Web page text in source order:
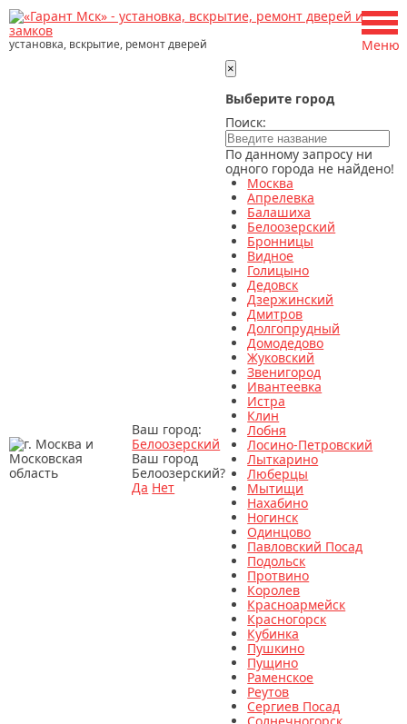
установка, вскрытие, ремонт дверей
Ваш город:
Белоозерский
Ваш город
Белоозерский?
Да Нет
×
Выберите город
Поиск:
По данному запросу ни
одного города не найдено!
Москва
Апрелевка
Балашиха
Белоозерский
Бронницы
Видное
Голицыно
Дедовск
Дзержинский
Дмитров
Долгопрудный
Домодедово
Жуковский
Звенигород
Ивантеевка
Истра
Клин
Лобня
Лосино-Петровский
Лыткарино
Люберцы
Мытищи
Нахабино
Ногинск
Одинцово
Павловский Посад
Подольск
Протвино
Королев
Красноармейск
Красногорск
Кубинка
Пушкино
Пущино
Раменское
Реутов
Сергиев Посад
Меню